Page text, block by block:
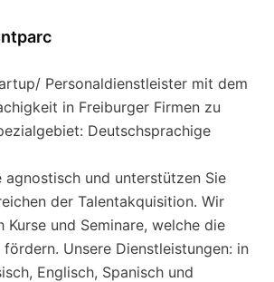
Personaldienstleister mit dem
in Freiburger Firmen zu
Deutschsprachige
agnostisch und unterstützen Sie
der Talentakquisition. Wir
Kurse und Seminare, welche die
Unsere Dienstleistungen: in
Englisch, Spanisch und